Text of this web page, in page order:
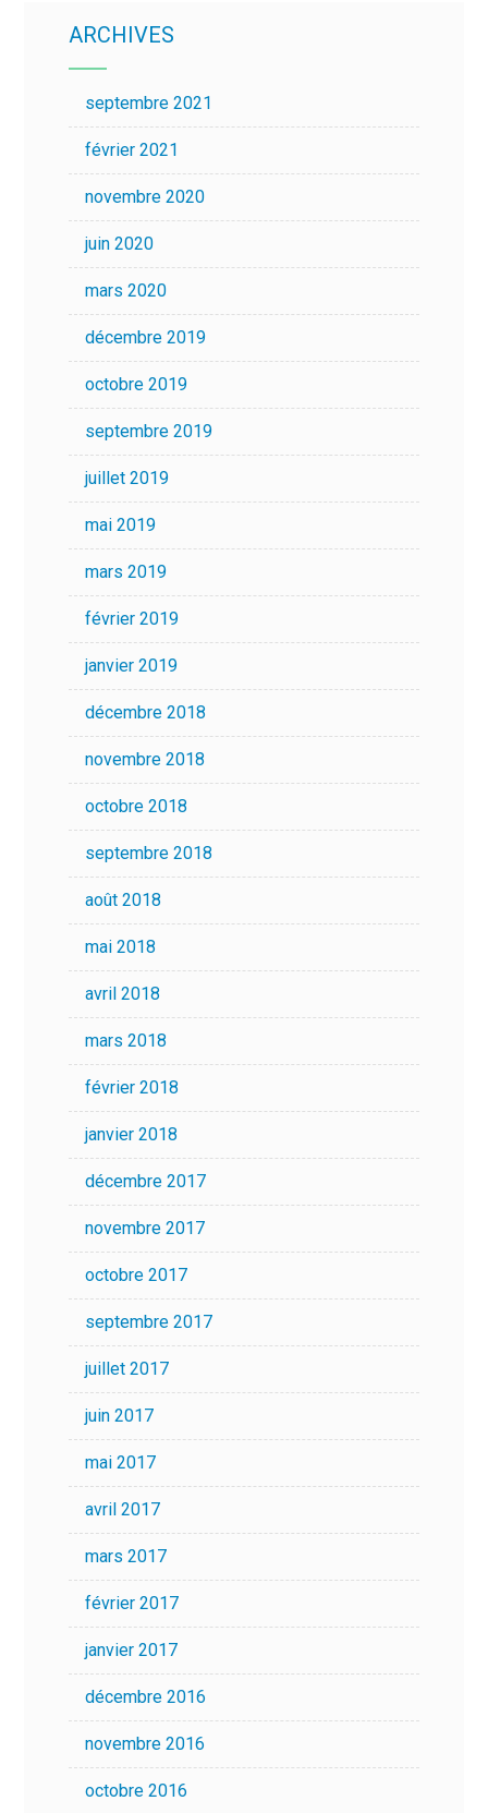
ARCHIVES
septembre 2021
février 2021
novembre 2020
juin 2020
mars 2020
décembre 2019
octobre 2019
septembre 2019
juillet 2019
mai 2019
mars 2019
février 2019
janvier 2019
décembre 2018
novembre 2018
octobre 2018
septembre 2018
août 2018
mai 2018
avril 2018
mars 2018
février 2018
janvier 2018
décembre 2017
novembre 2017
octobre 2017
septembre 2017
juillet 2017
juin 2017
mai 2017
avril 2017
mars 2017
février 2017
janvier 2017
décembre 2016
novembre 2016
octobre 2016